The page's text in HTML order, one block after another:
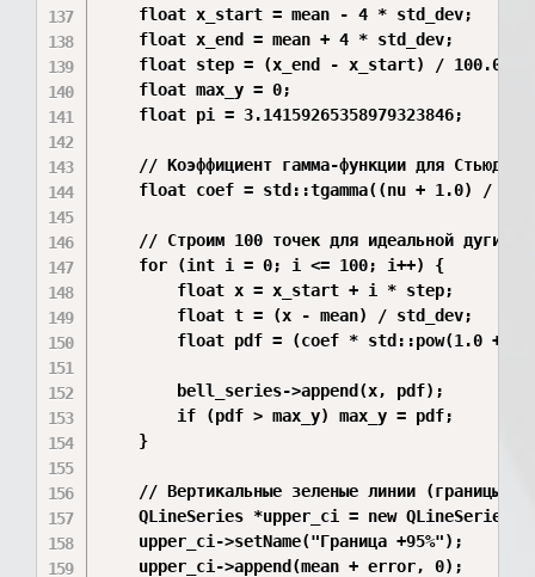
    float x_start = mean - 4 * std_dev;
    float x_end = mean + 4 * std_dev;
    float step = (x_end - x_start) / 100.0;
    float max_y = 0;
    float pi = 3.14159265358979323846;
// Коэффициент гамма-функции для
float coef = std::tgamma((nu + 1.0) /
// Строим 100 точек для идеальной дуги
    for (int i = 0; i <= 100; i++) {
        float x = x_start + i * step;
        float t = (x - mean) / std_dev;
float pdf = (coef * std::pow(1.0 +
        bell_series->append(x, pdf);
        if (pdf > max_y) max_y = pdf;
    }
// Вертикальные зеленые линии (границы
QLineSeries *upper_ci = new
    upper_ci->setName("Граница +95%");
    upper_ci->append(mean + error, 0);